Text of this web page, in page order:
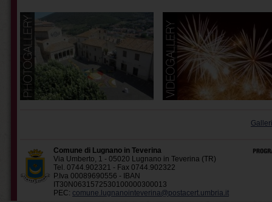
Comune di Lugnano in Teverina
Via Umberto, 1 - 05020 Lugnano in Teverina (TR)
Tel. 0744.902321 - Fax 0744.902322
P.Iva 00089690556 - IBAN
IT30N0631572530100000300013
PEC: comune.lugnanointeverina@postacert.umbria.it